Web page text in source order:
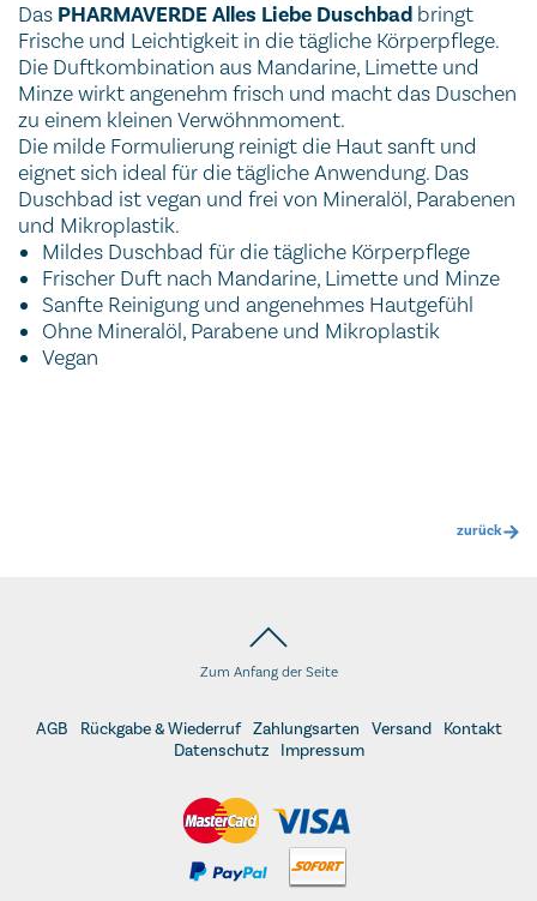
Das PHARMAVERDE Alles Liebe Duschbad bringt
Frische und Leichtigkeit in die tägliche Körperpflege.
Die Duftkombination aus Mandarine, Limette und
Minze wirkt angenehm frisch und macht das Duschen
zu einem kleinen Verwöhnmoment.
Die milde Formulierung reinigt die Haut sanft und
eignet sich ideal für die tägliche Anwendung. Das
Duschbad ist vegan und frei von Mineralöl, Parabenen
und Mikroplastik.
Mildes Duschbad für die tägliche Körperpflege
Frischer Duft nach Mandarine, Limette und Minze
Sanfte Reinigung und angenehmes Hautgefühl
Ohne Mineralöl, Parabene und Mikroplastik
Vegan
zurück
Zum Anfang der Seite
AGB Rückgabe & Wiederruf Zahlungsarten Versand
Kontakt
Datenschutz
Impressum